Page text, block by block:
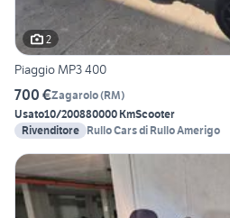
2
Piaggio MP3 400
700 €Zagarolo(RM)
Usato10/200880000 KmScooter
Rivenditore Rullo Cars di Rullo Amerigo